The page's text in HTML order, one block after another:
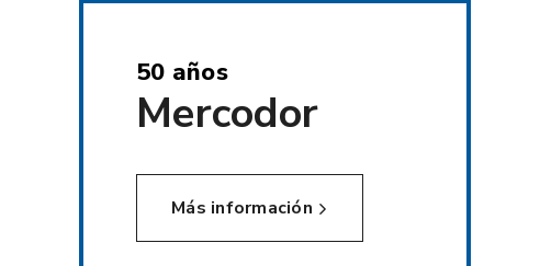
50 años
Mercodor
Más información